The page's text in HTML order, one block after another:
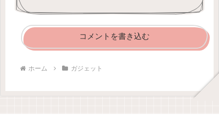
コメントを書き込む
ホーム ガジェット